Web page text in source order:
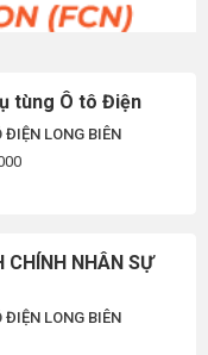
tùng Ô tô Điện
ĐIỆN LONG BIÊN
CHÍNH NHÂN SỰ
ĐIỆN LONG BIÊN